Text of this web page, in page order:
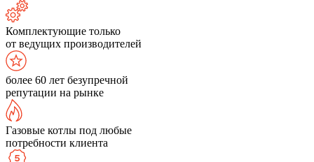
Комплектующие только
от ведущих производителей
более 60 лет безупречной
репутации на рынке
Газовые котлы под любые
потребности клиента